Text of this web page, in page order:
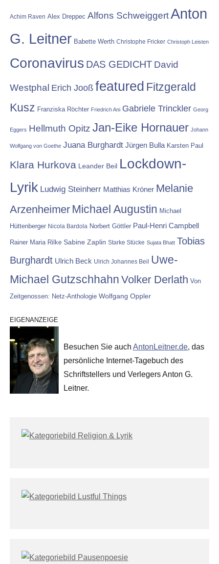
Achim Raven Alex Dreppec Alfons SchweiggertAnton
G. Leitner Babette Werth Christophe Fricker Christoph Leisten
Coronavirus DAS GEDICHT David
Westphal Erich Jooß featured Fitzgerald
Kusz Franziska Röchter Friedrich Ani Gabriele Trinckler Georg
Eggers Hellmuth Opitz Jan-Eike Hornauer Johann
Wolfgang von Goethe Juana Burghardt Jürgen Bulla Karsten Paul
Klara Hurkova Leander Beil Lockdown-
Lyrik Ludwig Steinherr Matthias Kröner Melanie
Arzenheimer Michael Augustin Michael
Hüttenberger Nicola Bardola Norbert Göttler Paul-Henri Campbell
Rainer Maria Rilke Sabine Zaplin Starke Stücke Sujata Bhatt Tobias
Burghardt Ulrich Beck Ulrich Johannes Beil
Uwe-
Michael Gutzschhahn Volker Derlath Von
Zeitgenossen: Netz-Anthologie Wolfgang Oppler
EIGENANZEIGE
Besuchen Sie auch AntonLeitner.de, das
persönliche Internet-Tagebuch des
Schriftstellers und Verlegers Anton G.
Leitner.